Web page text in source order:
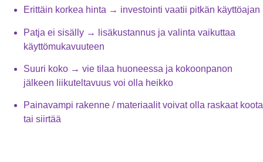
Erittäin korkea hinta → investointi vaatii pitkän käyttöajan
Patja ei sisälly → lisäkustannus ja valinta vaikuttaa
käyttömukavuuteen
Suuri koko → vie tilaa huoneessa ja kokoonpanon
jälkeen liikuteltavuus voi olla heikko
Painavampi rakenne / materiaalit voivat olla raskaat koota
tai siirtää